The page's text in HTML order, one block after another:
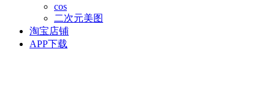
cos
二次元美图
淘宝店铺
APP下载